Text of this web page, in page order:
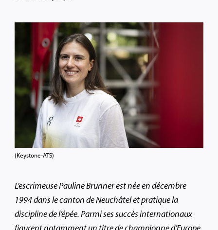
(Keystone-ATS)
L’escrimeuse Pauline Brunner est née en décembre
1994 dans le canton de Neuchâtel et pratique la
discipline de l’épée. Parmi ses succès internationaux